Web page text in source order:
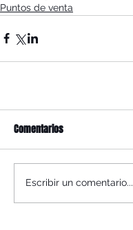
Puntos de venta
Comentarios
Escribir un comentario...